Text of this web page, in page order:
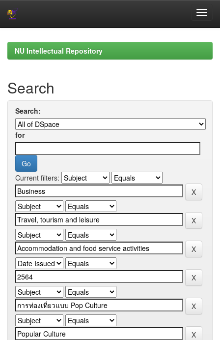
navigationNU Intellectual Repository
Search
Search:
for
Current filters: